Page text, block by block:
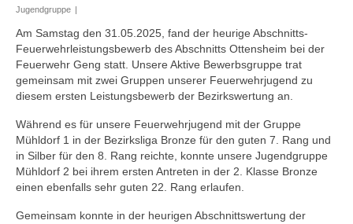
Jugendgruppe
Am Samstag den 31.05.2025, fand der heurige Abschnitts-
Feuerwehrleistungsbewerb des Abschnitts Ottensheim bei der
Feuerwehr Geng statt. Unsere Aktive Bewerbsgruppe trat
gemeinsam mit zwei Gruppen unserer Feuerwehrjugend zu
diesem ersten Leistungsbewerb der Bezirkswertung an.
Während es für unsere Feuerwehrjugend mit der Gruppe
Mühldorf 1 in der Bezirksliga Bronze für den guten 7. Rang und
in Silber für den 8. Rang reichte, konnte unsere Jugendgruppe
Mühldorf 2 bei ihrem ersten Antreten in der 2. Klasse Bronze
einen ebenfalls sehr guten 22. Rang erlaufen.
Gemeinsam konnte in der heurigen Abschnittswertung der